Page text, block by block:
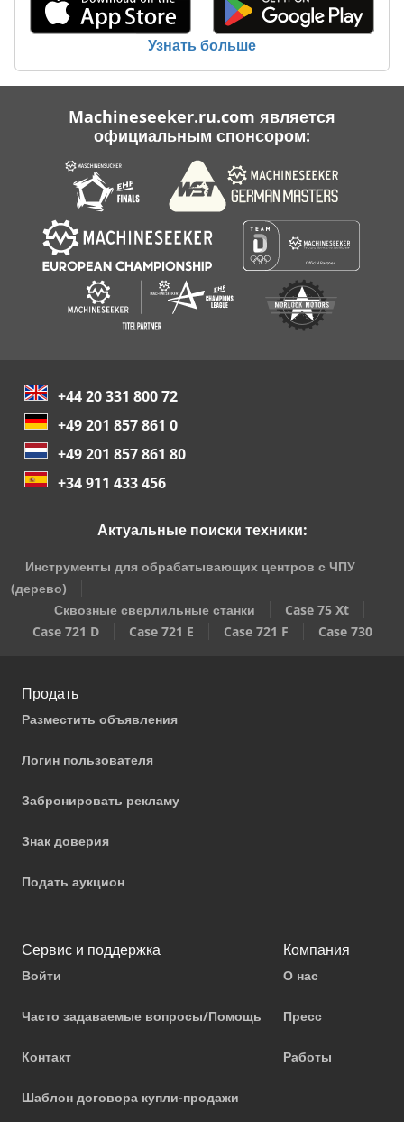
Узнать больше
Machineseeker.ru.com является
официальным спонсором:
+44 20 331 800 72
+49 201 857 861 0
+49 201 857 861 80
+34 911 433 456
Актуальные поиски техники:
Инструменты для обрабатывающих центров с ЧПУ
(дерево)
Сквозные сверлильные станки
Case 75 Xt
Case 721 D
Case 721 E Case 721 F Case 730
Продать
Разместить объявления
Логин пользователя
Забронировать рекламу
Знак доверия
Подать аукцион
Сервис и поддержка
Войти
Часто задаваемые вопросы/Помощь
Контакт
Шаблон договора купли-продажи
Компания
О нас
Пресс
Работы